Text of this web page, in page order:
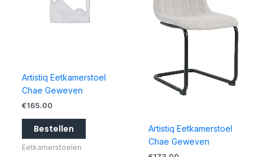
Artistiq Eetkamerstoel
Chae Geweven
€165.00
Bestellen
Eetkamerstoelen
Artistiq Eetkamerstoel
Chae Geweven